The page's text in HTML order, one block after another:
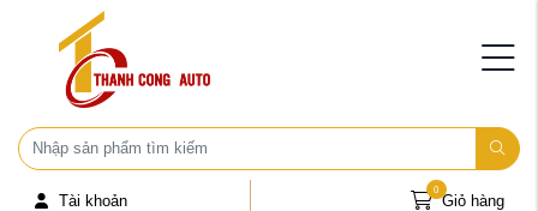
Tài khoản Giỏ hàng
0